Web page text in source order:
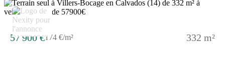
2
57 900 €174 €/m² 332 m²